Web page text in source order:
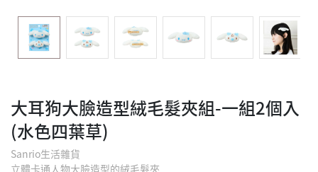
大耳狗大臉造型絨毛髮夾組-一組2個入
(水色四葉草)
Sanrio生活雜貨
立體卡通人物大臉造型的絨毛髮夾